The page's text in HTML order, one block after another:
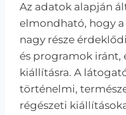
Az adatok alapján
elmondható, hogy
nagy része
és programok iránt,
kiállításra. A
történelmi,
régészeti